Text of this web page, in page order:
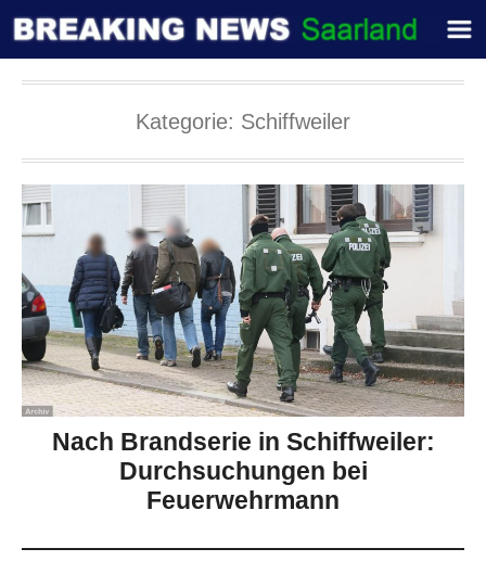
Kategorie: Schiffweiler
Nach Brandserie in Schiffweiler:
Durchsuchungen bei
Feuerwehrmann